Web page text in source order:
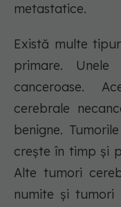
metastatice.
Există multe
primare.
canceroase.
cerebrale
benigne.
crește în timp și
Alte tumori
numite și tumori